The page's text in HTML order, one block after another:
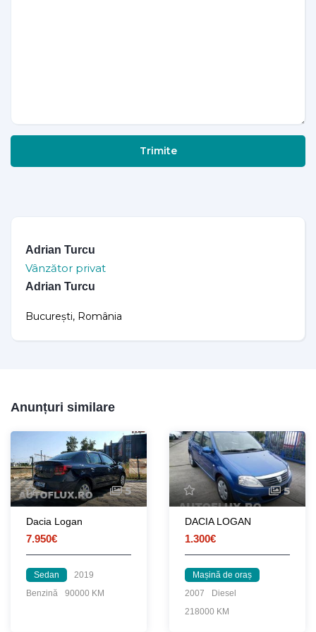
Trimite
Adrian Turcu
Vânzător privat
Adrian Turcu
București, România
Anunțuri similare
5
Dacia Logan
7.950€
Sedan
2019
Benzină
90000 KM
5
DACIA LOGAN
1.300€
Mașină de oraș
2007
Diesel
218000 KM